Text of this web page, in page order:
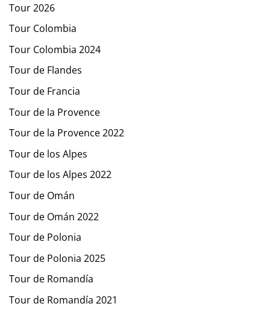
Tour 2026
Tour Colombia
Tour Colombia 2024
Tour de Flandes
Tour de Francia
Tour de la Provence
Tour de la Provence 2022
Tour de los Alpes
Tour de los Alpes 2022
Tour de Omán
Tour de Omán 2022
Tour de Polonia
Tour de Polonia 2025
Tour de Romandía
Tour de Romandía 2021